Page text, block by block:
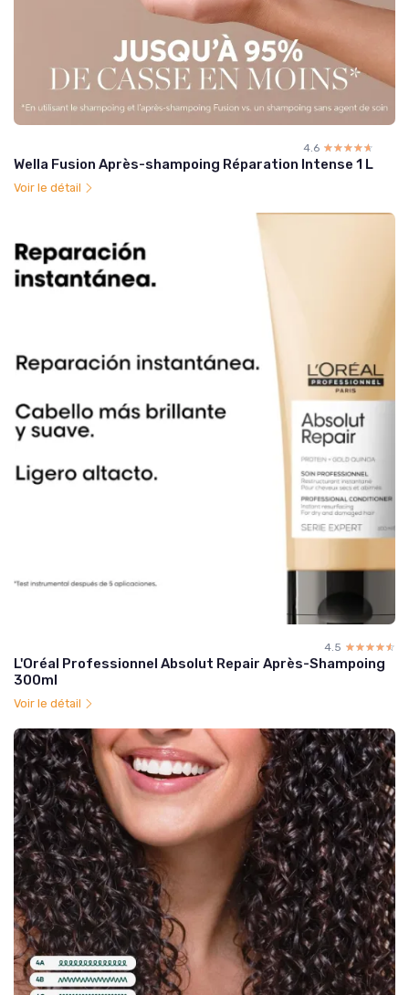
4.6 ☆☆☆☆☆
★★★★★
Wella Fusion Après-shampoing Réparation Intense 1 L
Voir le détail
4.5 ☆☆☆☆☆
★★★★★
L'Oréal Professionnel Absolut Repair Après-Shampoing
300ml
Voir le détail